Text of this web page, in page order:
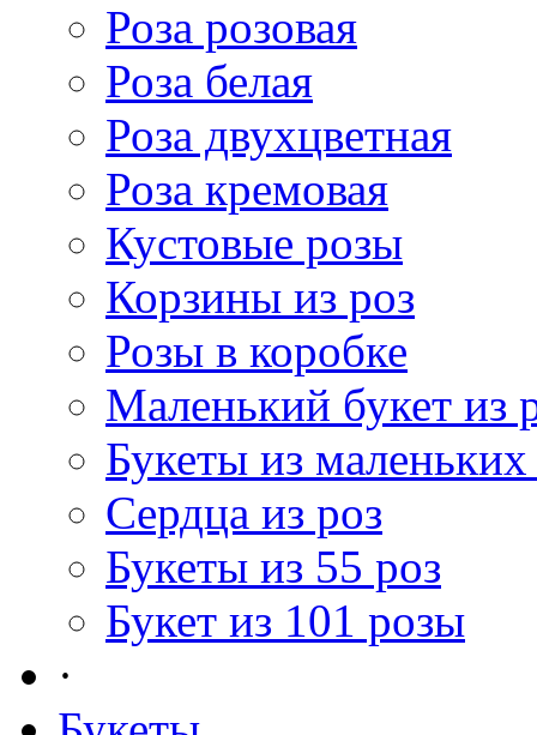
Роза розовая
Роза белая
Роза двухцветная
Роза кремовая
Кустовые розы
Корзины из роз
Розы в коробке
Маленький букет из
Букеты из маленьких
Сердца из роз
Букеты из 55 роз
Букет из 101 розы
·